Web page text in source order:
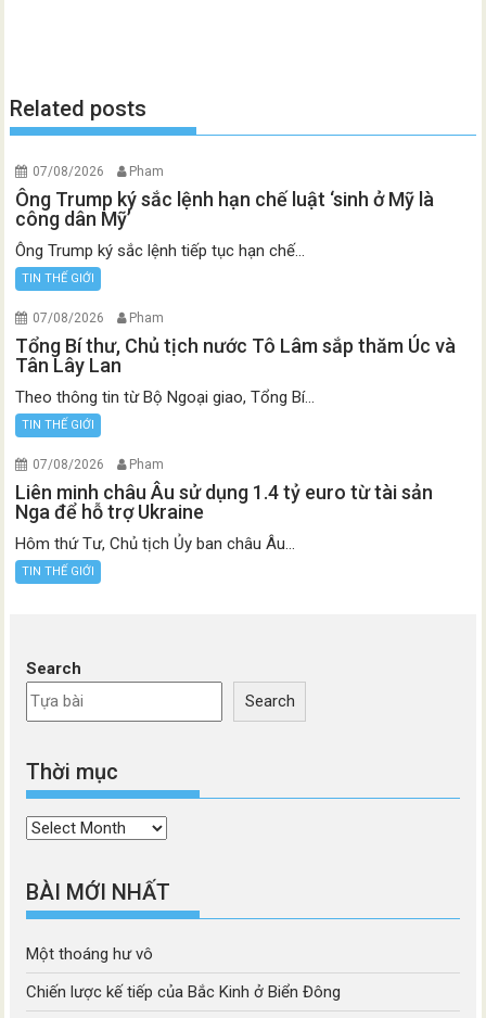
Related posts
07/08/2026 Pham
Ông Trump ký sắc lệnh hạn chế luật ‘sinh ở Mỹ là
công dân Mỹ’
Ông Trump ký sắc lệnh tiếp tục hạn chế...
TIN THẾ GIỚI
07/08/2026 Pham
Tổng Bí thư, Chủ tịch nước Tô Lâm sắp thăm Úc và
Tân Lây Lan
Theo thông tin từ Bộ Ngoại giao, Tổng Bí...
TIN THẾ GIỚI
07/08/2026 Pham
Liên minh châu Âu sử dụng 1.4 tỷ euro từ tài sản
Nga để hỗ trợ Ukraine
Hôm thứ Tư, Chủ tịch Ủy ban châu Âu...
TIN THẾ GIỚI
Search
Search
Thời mục
Thời
BÀI MỚI NHẤT
Một thoáng hư vô
Chiến lược kế tiếp của Bắc Kinh ở Biển Đông